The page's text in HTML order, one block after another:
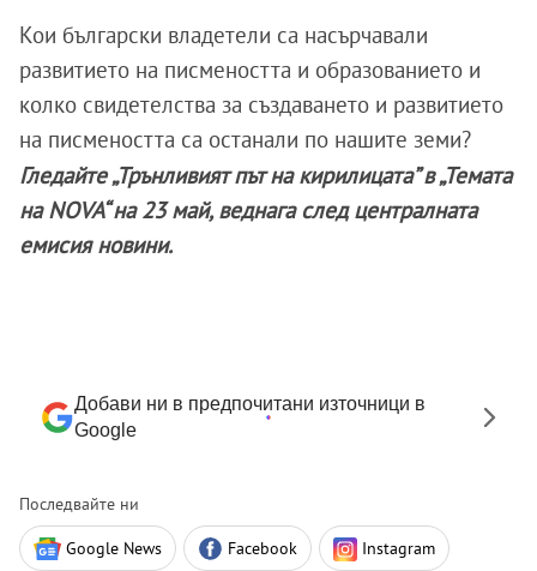
Кои български владетели са насърчавали
развитието на писмеността и образованието и
колко свидетелства за създаването и развитието
на писмеността са останали по нашите земи?
Гледайте „Трънливият път на кирилицата” в „Темата
на NOVA“ на 23 май, веднага след централната
емисия новини.
Добави ни в предпочитани източници в
Google
Последвайте ни
Google News Facebook Instagram